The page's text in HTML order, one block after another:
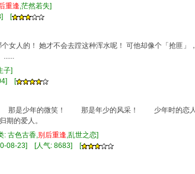
重逢,茫然若失]
[
女人的！ 她才不会去蹚这种浑水呢！ 可他却像个「抢匪」，
......
子]
[
是少年的微笑！ 那是年少的风采！ 少年时的恋人
的爱人。
: 古色古香,别 后重逢,乱世之恋]
08-23] [人气: 8683] [